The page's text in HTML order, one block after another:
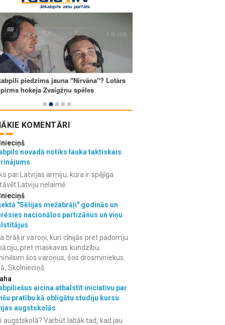
KOMENTĀRI
novadā notiks lauka taktiskais
par Latvijas armiju, kura ir spējīga
Latviju nelaimē.
"Sēlijas mežabrāļi" godinās un
nacionālos partizānus un viņu
brāļi ir varoņi, kuri cīnijās pret padomju
pret maskavas kundzību.
šos varoņus, šos drosminiekus.
Skolnieciņš
aicina atbalstīt iniciatīvu par
pratību kā obligātu studiju kursu
augstskolās
augstskolā? Varbūt labāk tad, kad jau